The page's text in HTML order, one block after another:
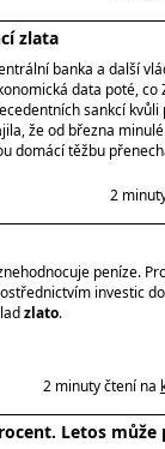
zlata
banka a další
data poté, co
sankcí kvůli
že od března
domácí těžbu
2
peníze.
investic
zlato.
2 minuty čtení na
Letos